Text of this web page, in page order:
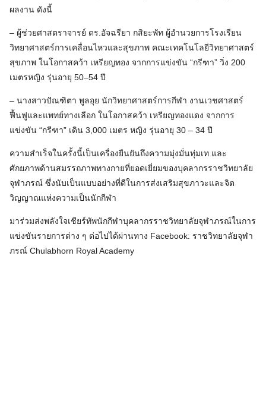
ผลงาน ดังนี้
– ผู้ช่วยศาสตราจารย์ ดร.อัจฉรียา กสิยะพัท ผู้อำนวยการโรงเรียน
วิทยาศาสตร์การเคลื่อนไหวและสุขภาพ คณะเทคโนโลยีวิทยาศาสตร์
สุขภาพ ในโอกาสคว้า เหรียญทอง จากการแข่งขัน “กรีฑา” วิ่ง 200
เมตรหญิง รุ่นอายุ 50–54 ปี
– นางสาวปัณฑิตา พูลอุย นักวิทยาศาสตร์การกีฬา งานเวชศาสตร์
ฟื้นฟูและแพทย์ทางเลือก ในโอกาสคว้า เหรียญทองแดง จากการ
แข่งขัน “กรีฑา” เดิน 3,000 เมตร หญิง รุ่นอายุ 30 – 34 ปี
ความสำเร็จในครั้งนี้เป็นเครื่องยืนยันถึงความมุ่งมั่นทุ่มเท และ
ศักยภาพด้านสมรรถภาพทางกายที่ยอดเยี่ยมของบุคลากรราชวิทยาลัย
จุฬาภรณ์ ซึ่งนับเป็นแบบอย่างที่ดีในการส่งเสริมสุขภาวะและจิต
วิญญาณแห่งความเป็นนักกีฬา
มาร่วมส่งพลังใจเชียร์ทัพนักกีฬาบุคลากรราชวิทยาลัยจุฬาภรณ์ในการ
แข่งขันรายการต่าง ๆ ต่อไปได้ผ่านทาง Facebook: ราชวิทยาลัยจุฬา
ภรณ์ Chulabhorn Royal Academy